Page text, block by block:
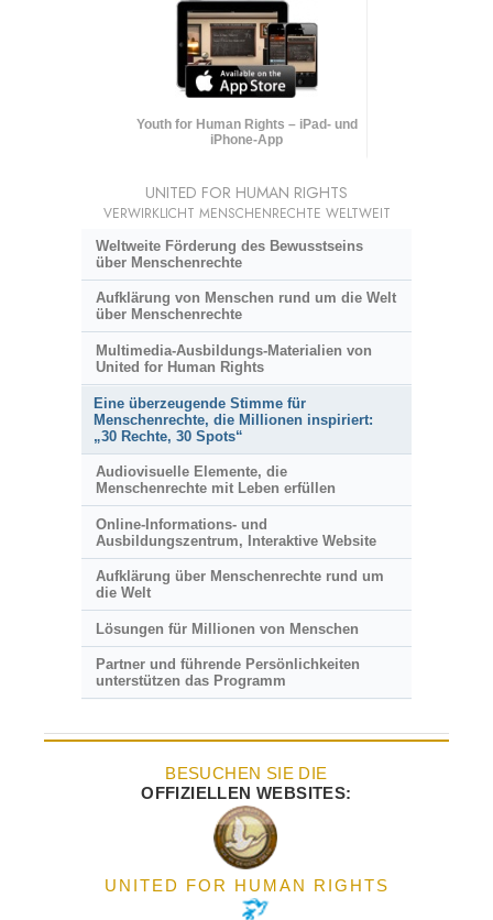
Youth for Human Rights – iPad- und
iPhone-App
UNITED FOR HUMAN RIGHTS
VERWIRKLICHT MENSCHENRECHTE WELTWEIT
Weltweite Förderung des Bewusstseins
über Menschenrechte
Aufklärung von Menschen rund um die Welt
über Menschenrechte
Multimedia-Ausbildungs-Materialien von
United for Human Rights
Eine überzeugende Stimme für
Menschenrechte, die Millionen inspiriert:
„30 Rechte, 30 Spots“
Audiovisuelle Elemente, die
Menschenrechte mit Leben erfüllen
Online-Informations- und
Ausbildungszentrum, Interaktive Website
Aufklärung über Menschenrechte rund um
die Welt
Lösungen für Millionen von Menschen
Partner und führende Persönlichkeiten
unterstützen das Programm
BESUCHEN SIE DIE
OFFIZIELLEN WEBSITES:
UNITED FOR HUMAN RIGHTS